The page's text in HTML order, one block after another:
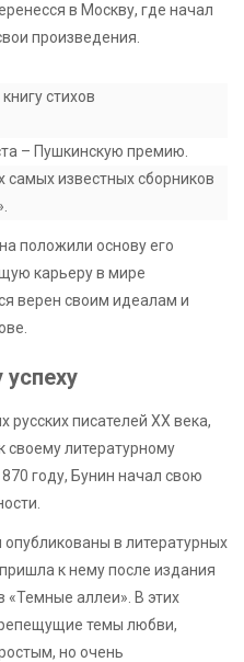
в Москву, где начал
произведения.
стихов
– Пушкинскую премию.
самых известных сборников
положили основу его
карьеру в мире
верен своим идеалам и
русских писателей XX века,
своему литературному
году, Бунин начал свою
в литературных
к нему после издания
«Темные аллеи». В этих
темы любви,
но очень